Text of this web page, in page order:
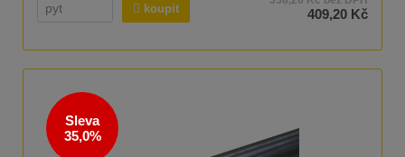
koupit 409,20 Kč
Sleva
35,0%